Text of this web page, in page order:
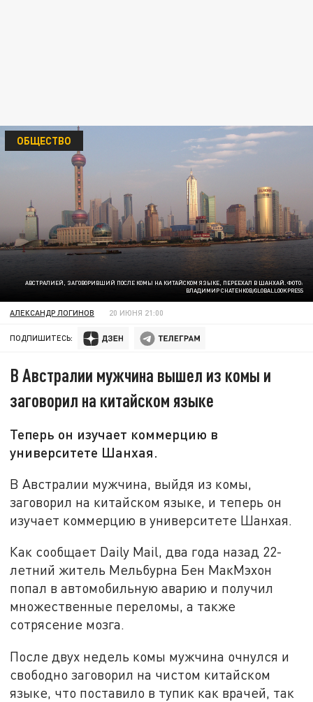
АВСТРАЛИЕЙ, ЗАГОВОРИВШИЙ ПОСЛЕ КОМЫ НА КИТАЙСКОМ ЯЗЫКЕ, ПЕРЕЕХАЛ В ШАНХАЙ. ФОТО:
ВЛАДИМИР СНАТЕНКОВ/GLOBALLOOKPRESS
ОБЩЕСТВО
АЛЕКСАНДР ЛОГИНОВ 20 ИЮНЯ 21:00
ПОДПИШИТЕСЬ:
В Австралии мужчина вышел из комы и
заговорил на китайском языке
Теперь он изучает коммерцию в
университете Шанхая.
В Австралии мужчина, выйдя из комы,
заговорил на китайском языке, и теперь он
изучает коммерцию в университете Шанхая.
Как сообщает Daily Mail, два года назад 22-
летний житель Мельбурна Бен МакМэхон
попал в автомобильную аварию и получил
множественные переломы, а также
сотрясение мозга.
После двух недель комы мужчина очнулся и
свободно заговорил на чистом китайском
языке, что поставило в тупик как врачей, так